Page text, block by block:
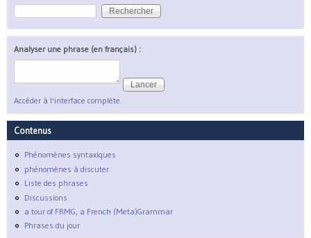
Formulaire de recherche
Rechercher
Analyser une phrase (en français) :
Accéder à l'interface complète.
Contenus
Phénomènes syntaxiques
phénomènes à discuter
Liste des phrases
Discussions
a tour of FRMG, a French (Meta)Grammar
Phrases du jour